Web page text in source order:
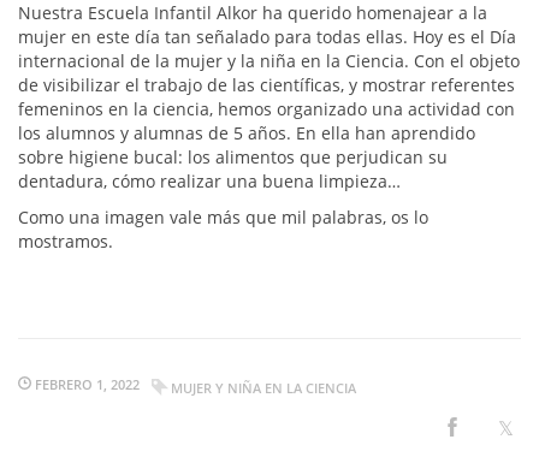
Nuestra Escuela Infantil Alkor ha querido homenajear a la
mujer en este día tan señalado para todas ellas. Hoy es el Día
internacional de la mujer y la niña en la Ciencia. Con el objeto
de visibilizar el trabajo de las científicas, y mostrar referentes
femeninos en la ciencia, hemos organizado una actividad con
los alumnos y alumnas de 5 años. En ella han aprendido
sobre higiene bucal: los alimentos que perjudican su
dentadura, cómo realizar una buena limpieza…
Como una imagen vale más que mil palabras, os lo
mostramos.
FEBRERO 1, 2022 MUJER Y NIÑA EN LA CIENCIA